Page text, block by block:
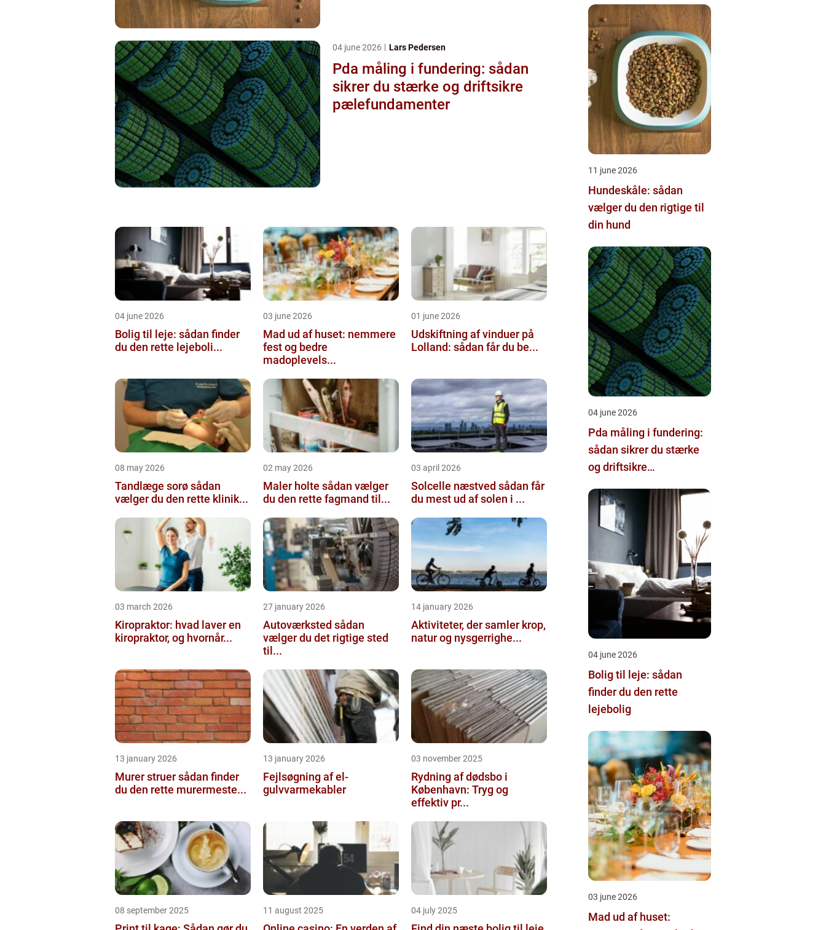
04 june 2026 Lars Pedersen
Pda måling i fundering: sådan
sikrer du stærke og driftsikre
pælefundamenter
04 june 2026
Bolig til leje: sådan finder
du den rette lejeboli...
03 june 2026
Mad ud af huset: nemmere
fest og bedre
madoplevels...
01 june 2026
Udskiftning af vinduer på
Lolland: sådan får du be...
08 may 2026
Tandlæge sorø sådan
vælger du den rette klinik...
02 may 2026
Maler holte sådan vælger
du den rette fagmand til...
03 april 2026
Solcelle næstved sådan får
du mest ud af solen i ...
03 march 2026
Kiropraktor: hvad laver en
kiropraktor, og hvornår...
27 january 2026
Autoværksted sådan
vælger du det rigtige sted
til...
14 january 2026
Aktiviteter, der samler krop,
natur og nysgerrighe...
13 january 2026
Murer struer sådan finder
du den rette murermeste...
13 january 2026
Fejlsøgning af el-
gulvvarmekabler
03 november 2025
Rydning af dødsbo i
København: Tryg og
effektiv pr...
08 september 2025 11 august 2025 04 july 2025
11 june 2026
Hundeskåle: sådan
vælger du den rigtige til
din hund
04 june 2026
Pda måling i fundering:
sådan sikrer du stærke
og driftsikre
04 june 2026
Bolig til leje: sådan
finder du den rette
lejebolig
03 june 2026
Mad ud af huset: